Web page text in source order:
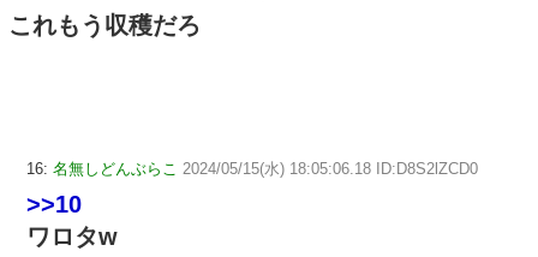
これもう収穫だろ
16: 名無しどんぶらこ 2024/05/15(水) 18:05:06.18 ID:D8S2lZCD0
>>10
ワロタw